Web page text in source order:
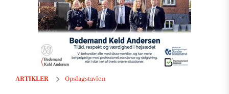
ARTIKLER Opslagstavlen
Vejlby Apotek tilbyder ekstra tabletter i Unikalk kosttilskud med